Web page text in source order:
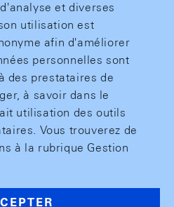
et diverses
utilisation est
afin d'améliorer
personnelles sont
des prestataires de
à savoir dans le
utilisation des outils
Vous trouverez de
à la rubrique Gestion